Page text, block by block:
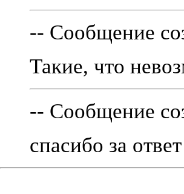
-- Сообщение
Такие, что
-- Сообщение
спасибо за ответ